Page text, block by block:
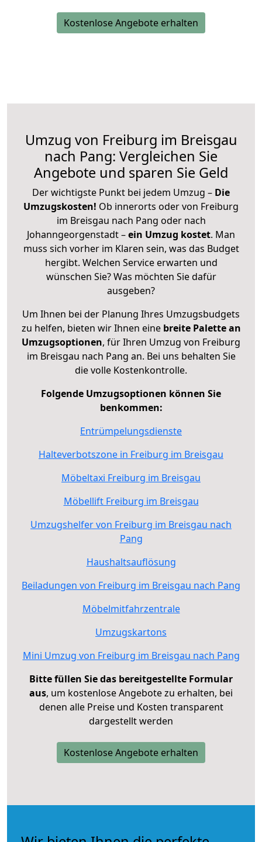
Kostenlose Angebote erhalten
Umzug von Freiburg im Breisgau
nach Pang: Vergleichen Sie
Angebote und sparen Sie Geld
Der wichtigste Punkt bei jedem Umzug – Die
Umzugskosten! Ob innerorts oder von Freiburg
im Breisgau nach Pang oder nach
Johanngeorgenstadt –ein Umzug kostet. Man
muss sich vorher im Klaren sein, was das Budget
hergibt. Welchen Service erwarten und
wünschen Sie? Was möchten Sie dafür
ausgeben?
Um Ihnen bei der Planung Ihres Umzugsbudgets
zu helfen, bieten wir Ihnen eine breite Palette an
Umzugsoptionen, für Ihren Umzug von Freiburg
im Breisgau nach Pang an. Bei uns behalten Sie
die volle Kostenkontrolle.
Folgende Umzugsoptionen können Sie
benkommen:
Entrümpelungsdienste
Halteverbotszone in Freiburg im Breisgau
Möbeltaxi Freiburg im Breisgau
Möbellift Freiburg im Breisgau
Umzugshelfer von Freiburg im Breisgau nach
Pang
Haushaltsauflösung
Beiladungen von Freiburg im Breisgau nach Pang
Möbelmitfahrzentrale
Umzugskartons
Mini Umzug von Freiburg im Breisgau nach Pang
Bitte füllen Sie das bereitgestellte Formular
aus, um kostenlose Angebote zu erhalten, bei
denen alle Preise und Kosten transparent
dargestellt werden
Kostenlose Angebote erhalten